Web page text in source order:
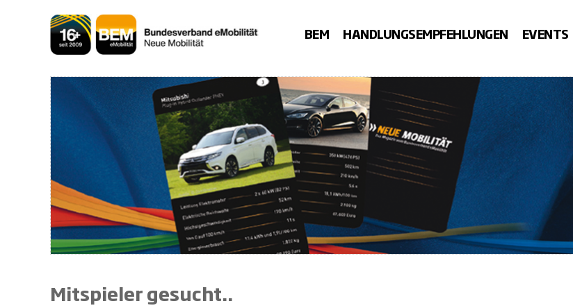
BEM HANDLUNGSEMPFEHLUNGEN EVENTS
Mitspieler gesucht..